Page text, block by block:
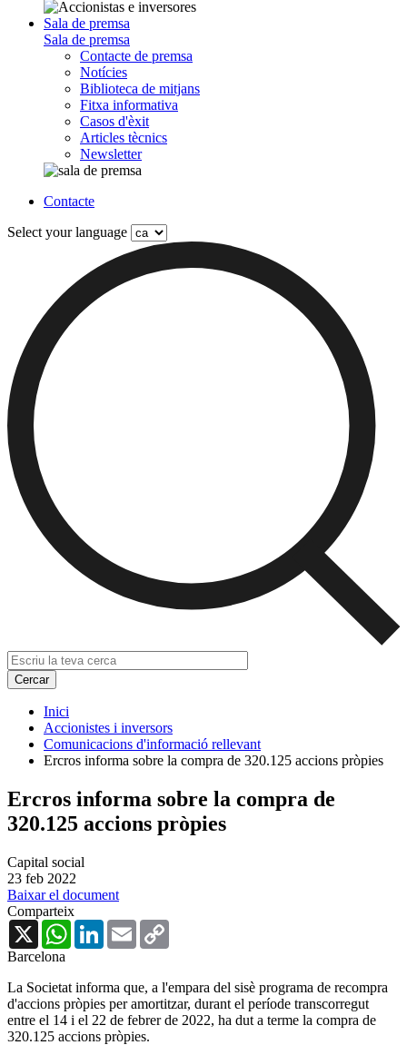
Sala de premsa
Sala de premsa
Contacte de premsa
Notícies
Biblioteca de mitjans
Fitxa informativa
Casos d'èxit
Articles tècnics
Newsletter
Contacte
Select your language
Inici
Accionistes i inversors
Comunicacions d'informació rellevant
Ercros informa sobre la compra de 320.125 accions pròpies
Ercros informa sobre la compra de
320.125 accions pròpies
Capital social
23 feb 2022
Baixar el document
Comparteix
X
WhatsAppLinkedInEmail
Barcelona
La Societat informa que, a l'empara del sisè programa de recompra
d'accions pròpies per amortitzar, durant el període transcorregut
entre el 14 i el 22 de febrer de 2022, ha dut a terme la compra de
320.125 accions pròpies.